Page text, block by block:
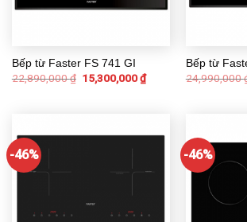
Bếp từ Faster FS 741 GI
22,890,000₫ 15,300,000₫
Bếp từ
24,990,000
-46% -46%